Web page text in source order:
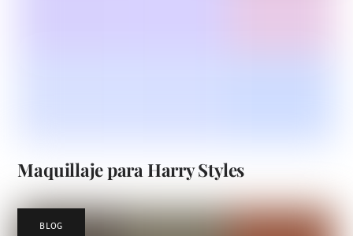
Maquillaje para Harry Styles
BLOG